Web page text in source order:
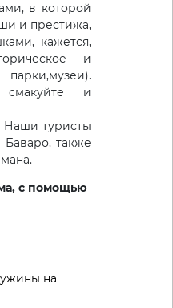
в которой
и престижа,
кажется,
и
смакуйте и
Наши туристы
также
с помощью
на